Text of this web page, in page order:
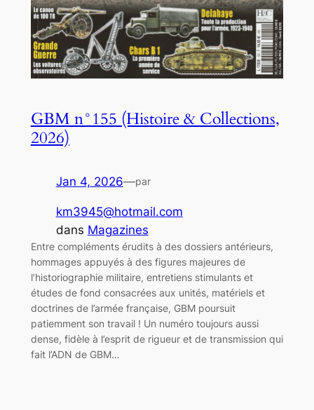
GBM n°155 (Histoire & Collections,
2026)
Jan 4, 2026—par
km3945@hotmail.com
dans Magazines
Entre compléments érudits à des dossiers antérieurs,
hommages appuyés à des figures majeures de
l’historiographie militaire, entretiens stimulants et
études de fond consacrées aux unités, matériels et
doctrines de l’armée française, GBM poursuit
patiemment son travail ! Un numéro toujours aussi
dense, fidèle à l’esprit de rigueur et de transmission qui
fait l’ADN de GBM…